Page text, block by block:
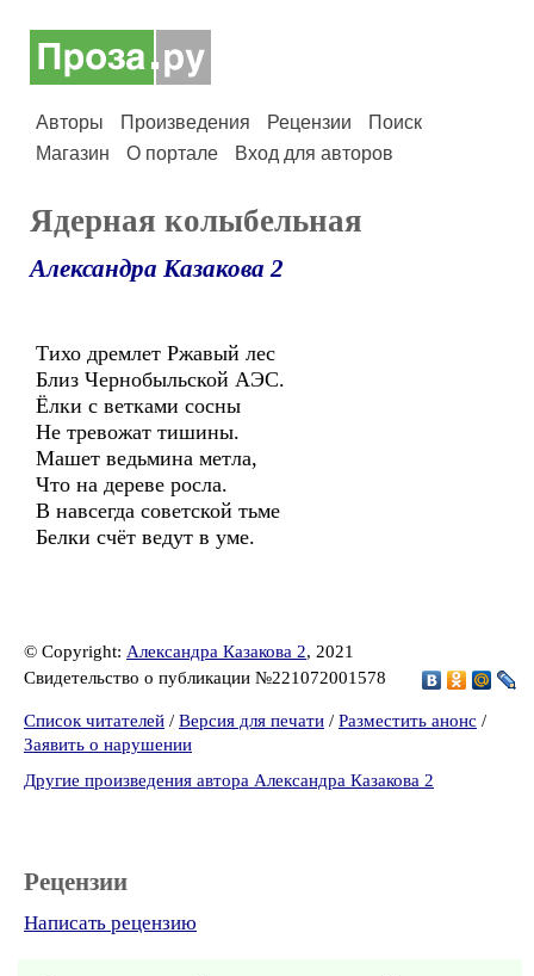
Авторы Произведения Рецензии
Поиск
Магазин
О портале Вход для авторов
Ядерная колыбельная
Александра Казакова 2
Тихо дремлет Ржавый лес
Близ Чернобыльской АЭС.
Ёлки с ветками сосны
Не тревожат тишины.
Машет ведьмина метла,
Что на дереве росла.
В навсегда советской тьме
Белки счёт ведут в уме.
© Copyright: Александра Казакова 2, 2021
Свидетельство о публикации №221072001578
Список читателей / Версия для печати / Разместить анонс /
Заявить о нарушении
Другие произведения автора Александра Казакова 2
Рецензии
Написать рецензию